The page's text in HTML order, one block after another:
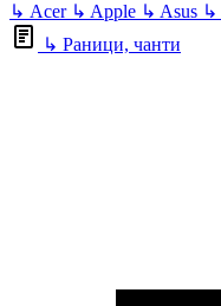
↳ Acer ↳ Apple ↳ Asus ↳
↳ Раници, чанти